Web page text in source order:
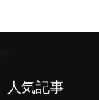
人気記事